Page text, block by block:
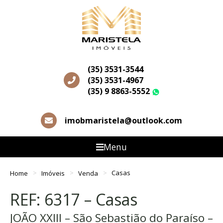
(35) 3531-3544
(35) 3531-4967
(35) 9 8863-5552
imobmaristela@outlook.com
Menu
Home Imóveis Venda Casas
REF: 6317 – Casas
JOÃO XXIII – São Sebastião do Paraíso –